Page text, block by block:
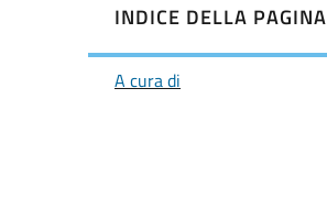
INDICE DELLA PAGINA
A cura di